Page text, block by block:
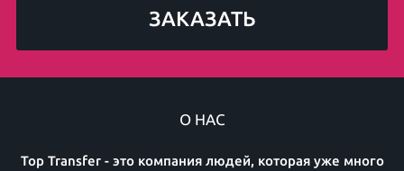
ЗАКАЗАТЬ
О НАС
Top Transfer - это компания людей, которая уже много